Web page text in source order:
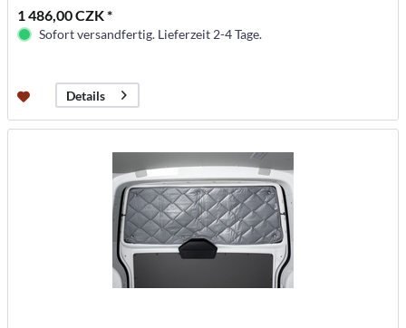
1 486,00 CZK *
Sofort versandfertig. Lieferzeit 2-4 Tage.
Details